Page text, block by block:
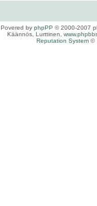
Povered by phpPP © 2000-2007
Käännös, Lurttinen,
Reputation System ©